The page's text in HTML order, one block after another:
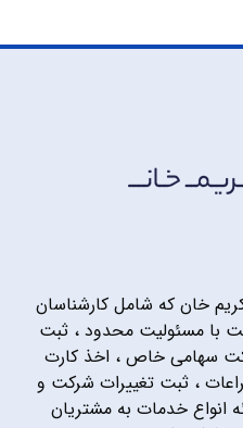
خان که شامل کارشناسان
با مسئولیت محدود ، ثبت
سهامی خاص ، اخذ کارت
، ثبت تغییرات شرکت و
انواع خدمات به مشتریان